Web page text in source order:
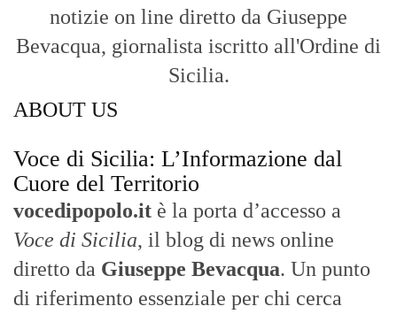
notizie on line diretto da Giuseppe
Bevacqua, giornalista iscritto all'Ordine di
Sicilia.
ABOUT US
Voce di Sicilia: L’Informazione dal
Cuore del Territorio
vocedipopolo.it è la porta d’accesso a
Voce di Sicilia, il blog di news online
diretto da Giuseppe Bevacqua. Un punto
di riferimento essenziale per chi cerca